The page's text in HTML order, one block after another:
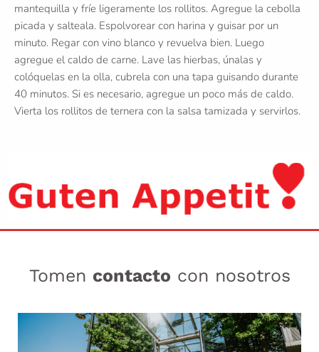
mantequilla y fríe ligeramente los rollitos. Agregue la cebolla
picada y salteala. Espolvorear con harina y guisar por un
minuto. Regar con vino blanco y revuelva bien. Luego
agregue el caldo de carne. Lave las hierbas, únalas y
colóquelas en la olla, cubrela con una tapa guisando durante
40 minutos. Si es necesario, agregue un poco más de caldo.
Vierta los rollitos de ternera con la salsa tamizada y servirlos.
Tomen contacto con nosotros